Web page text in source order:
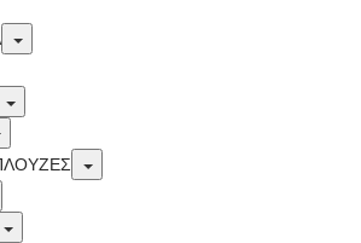
Toggle
Toggle
Toggle
Toggle
Toggle